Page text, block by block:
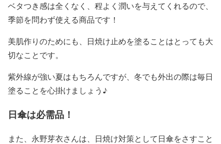
ベタつき感は全くなく、程よく潤いを与えてくれるので、
季節を問わず使える商品です！
美肌作りのためにも、 日焼け止めを塗ることはとっても大
切なことです。
紫外線が強い夏はもちろんですが、 冬でも外出の際は毎日
塗ること を心掛けましょう♪
日傘は必需品！
また、 永野芽衣さんは、 日焼け対策として日傘をさすこと